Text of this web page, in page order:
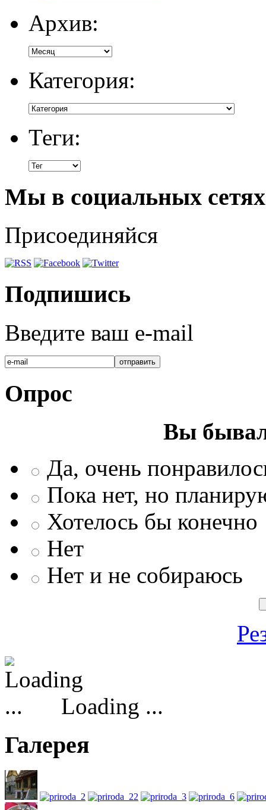
Архив:
Категория:
Теги:
Мы в социальных сетях
Присоединяйся
Подпишись
Введите ваш e-mail
Опрос
Вы
Да, очень
Пока нет, но
Хотелось бы конечно
Нет
Нет и не собираюсь
Loading ...
Галерея